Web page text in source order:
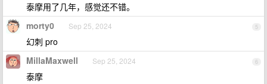
泰摩用了几年，感觉还不错。
5
morty0 Sep 25, 2024
幻刺 pro
6
MillaMaxwell Sep 25, 2024
泰摩